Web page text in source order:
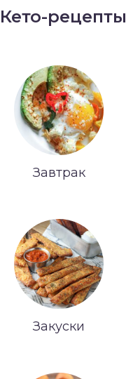
Кето-рецепты
Завтрак
Закуски